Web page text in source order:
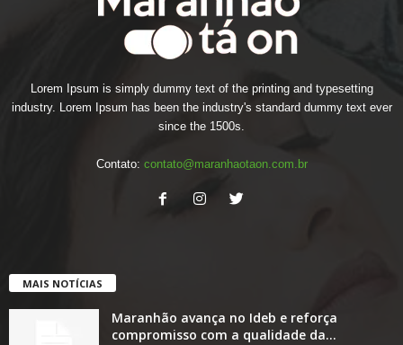
Lorem Ipsum is simply dummy text of the printing and typesetting
industry. Lorem Ipsum has been the industry's standard dummy text ever
since the 1500s.
Contato: contato@maranhaotaon.com.br
MAIS NOTÍCIAS
Maranhão avança no Ideb e reforça
compromisso com a qualidade da...